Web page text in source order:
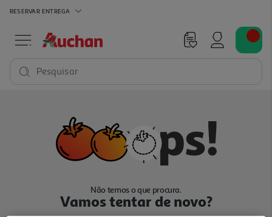
RESERVAR ENTREGA
Pesquisar
Não temos o que procura.
Vamos tentar de novo?